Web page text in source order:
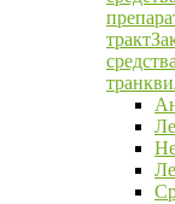
тракт
средства